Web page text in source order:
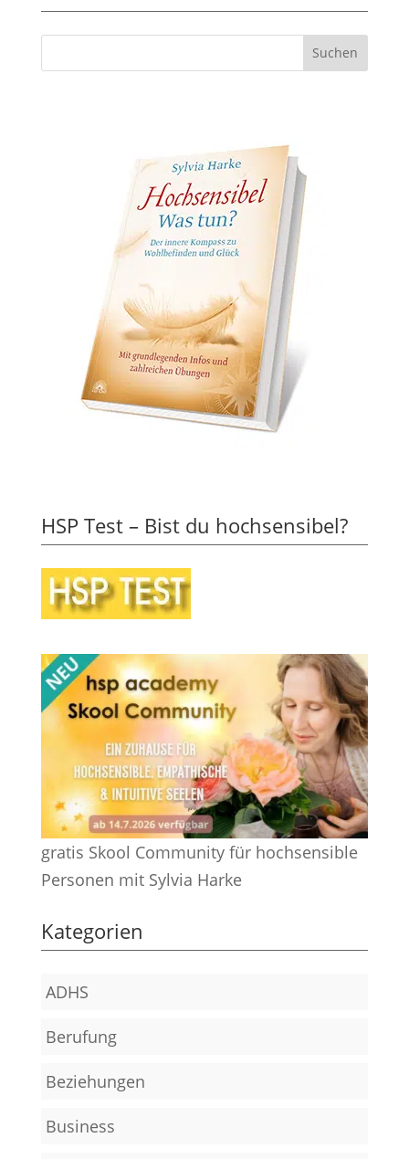
HSP Test – Bist du hochsensibel?
gratis Skool Community für hochsensible
Personen mit Sylvia Harke
Kategorien
ADHS
Berufung
Beziehungen
Business